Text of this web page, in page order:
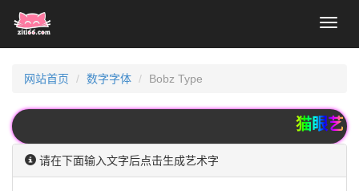
网站首页 数字字体 Bobz Type
猫眼艺术字
请在下面输入文字后点击生成艺术字